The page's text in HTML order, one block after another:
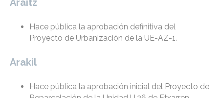
Araitz
Hace pública la aprobación definitiva del
Proyecto de Urbanización de la UE-AZ-1.
Arakil
Hace pública la aprobación inicial del Proyecto de